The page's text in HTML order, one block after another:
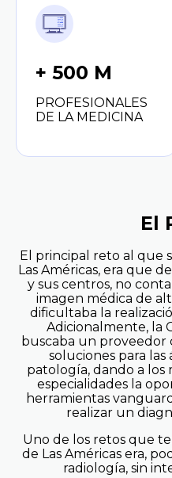
+ 500 M
PROFESIONALES
DE LA MEDICINA
El
El principal reto al que
Las Américas, era que
y sus centros, no
imagen médica de
dificultaba la
Adicionalmente, la
buscaba un proveedor
soluciones para las
patología, dando a los
especialidades la
herramientas
realizar un
Uno de los retos que
de Las Américas era,
radiología, sin